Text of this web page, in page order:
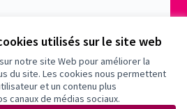
utilisés sur le site web
notre site Web pour améliorer la
du site. Les cookies nous permettent
et un contenu plus
canaux de médias sociaux.